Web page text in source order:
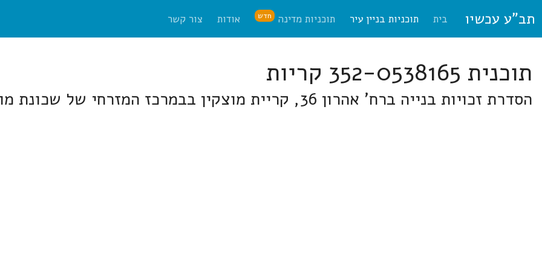
תב"ע עכשיו בית תוכניות בניין עיר תוכניות מדינה חדש אודות צור קשר
תוכנית 352-0538165 קריות
הסדרת זכויות בנייה ברח' אהרון 36, קריית מוצקין בבמרכז המזרחי של שכונת מוצקין הוותיקה ובקירוב לכביש 4